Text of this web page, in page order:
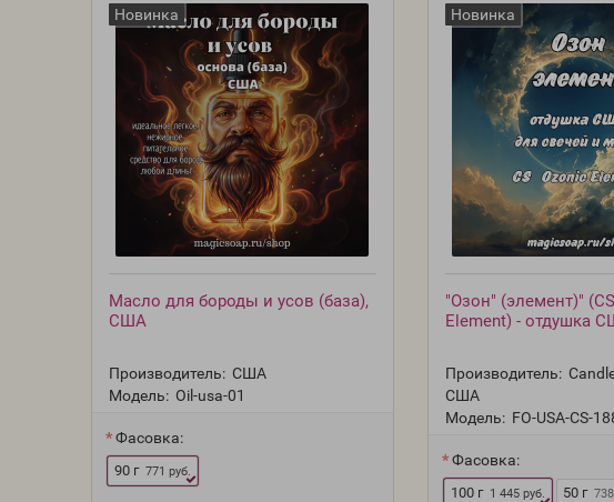
Новинка
Масло для бороды и усов (база),
США
Производитель: США
Модель: Oil-usa-01
Фасовка:
90 г 771 руб.
Новинка
"Озон" (элемент)"
Element) - отдушка
Производитель:
США
Модель: FO-USA-CS-
Фасовка:
100 г 1 445 руб. 50 г